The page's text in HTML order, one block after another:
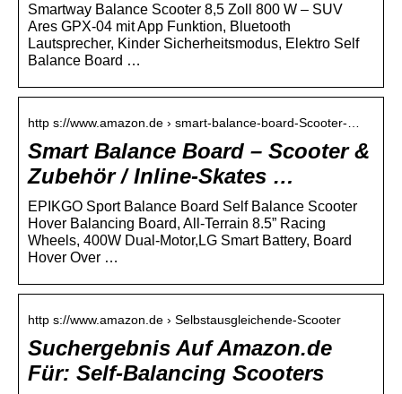
Smartway Balance Scooter 8,5 Zoll 800 W – SUV
Ares GPX-04 mit App Funktion, Bluetooth
Lautsprecher, Kinder Sicherheitsmodus, Elektro Self
Balance Board …
http s://www.amazon.de › smart-balance-board-Scooter-…
Smart Balance Board – Scooter &
Zubehör / Inline-Skates …
EPIKGO Sport Balance Board Self Balance Scooter
Hover Balancing Board, All-Terrain 8.5” Racing
Wheels, 400W Dual-Motor,LG Smart Battery, Board
Hover Over …
http s://www.amazon.de › Selbstausgleichende-Scooter
Suchergebnis Auf Amazon.de
Für: Self-Balancing Scooters